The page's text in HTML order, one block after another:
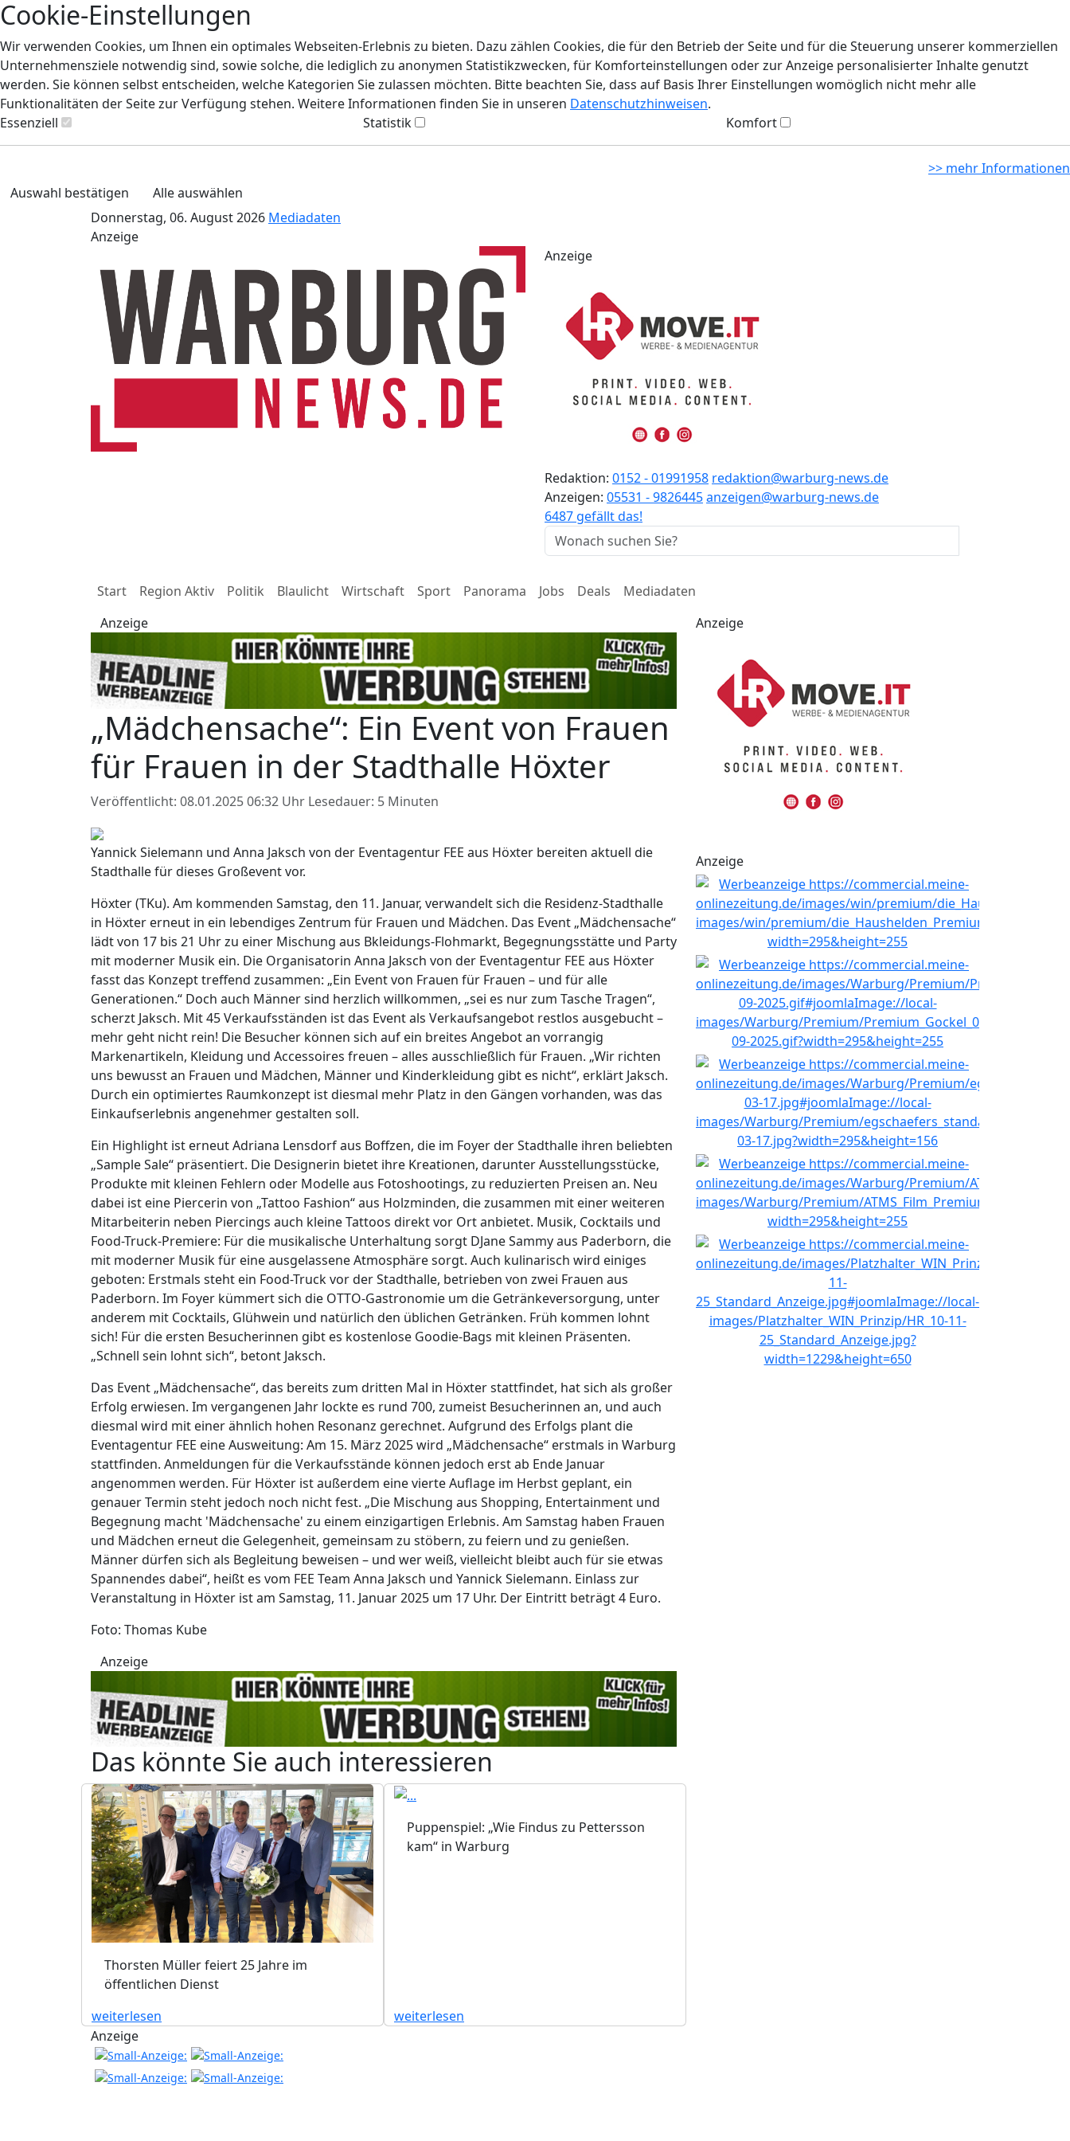
Cookie-Einstellungen
Wir verwenden Cookies, um Ihnen ein optimales Webseiten-Erlebnis zu bieten. Dazu zählen Cookies, die für den Betrieb der Seite und für die Steuerung unserer kommerziellen
Unternehmensziele notwendig sind, sowie solche, die lediglich zu anonymen Statistikzwecken, für Komforteinstellungen oder zur Anzeige personalisierter Inhalte genutzt
werden. Sie können selbst entscheiden, welche Kategorien Sie zulassen möchten. Bitte beachten Sie, dass auf Basis Ihrer Einstellungen womöglich nicht mehr alle
Funktionalitäten der Seite zur Verfügung stehen. Weitere Informationen finden Sie in unseren Datenschutzhinweisen.
Essenziell
Statistik Komfort
>> mehr Informationen
Auswahl bestätigen
Alle auswählen
Donnerstag, 06. August 2026 Mediadaten
Anzeige
Anzeige
Redaktion: 0152 - 01991958 redaktion@warburg-news.de
Anzeigen: 05531 - 9826445anzeigen@warburg-news.de
6487 gefällt das!
Start Region Aktiv Politik Blaulicht Wirtschaft Sport Panorama Jobs Deals
Mediadaten
Anzeige
„Mädchensache“: Ein Event von Frauen
für Frauen in der Stadthalle Höxter
Veröffentlicht: 08.01.2025 06:32 Uhr Lesedauer: 5 Minuten
Yannick Sielemann und Anna Jaksch von der Eventagentur FEE aus Höxter bereiten aktuell die
Stadthalle für dieses Großevent vor.
Höxter (TKu). Am kommenden Samstag, den 11. Januar, verwandelt sich die Residenz-Stadthalle
in Höxter erneut in ein lebendiges Zentrum für Frauen und Mädchen. Das Event „Mädchensache“
lädt von 17 bis 21 Uhr zu einer Mischung aus Bkleidungs-Flohmarkt, Begegnungsstätte und Party
mit moderner Musik ein. Die Organisatorin Anna Jaksch von der Eventagentur FEE aus Höxter
fasst das Konzept treffend zusammen: „Ein Event von Frauen für Frauen – und für alle
Generationen.“ Doch auch Männer sind herzlich willkommen, „sei es nur zum Tasche Tragen“,
scherzt Jaksch. Mit 45 Verkaufsständen ist das Event als Verkaufsangebot restlos ausgebucht –
mehr geht nicht rein! Die Besucher können sich auf ein breites Angebot an vorrangig
Markenartikeln, Kleidung und Accessoires freuen – alles ausschließlich für Frauen. „Wir richten
uns bewusst an Frauen und Mädchen, Männer und Kinderkleidung gibt es nicht“, erklärt Jaksch.
Durch ein optimiertes Raumkonzept ist diesmal mehr Platz in den Gängen vorhanden, was das
Einkaufserlebnis angenehmer gestalten soll.
Ein Highlight ist erneut Adriana Lensdorf aus Boffzen, die im Foyer der Stadthalle ihren beliebten
„Sample Sale“ präsentiert. Die Designerin bietet ihre Kreationen, darunter Ausstellungsstücke,
Produkte mit kleinen Fehlern oder Modelle aus Fotoshootings, zu reduzierten Preisen an. Neu
dabei ist eine Piercerin von „Tattoo Fashion“ aus Holzminden, die zusammen mit einer weiteren
Mitarbeiterin neben Piercings auch kleine Tattoos direkt vor Ort anbietet. Musik, Cocktails und
Food-Truck-Premiere: Für die musikalische Unterhaltung sorgt DJane Sammy aus Paderborn, die
mit moderner Musik für eine ausgelassene Atmosphäre sorgt. Auch kulinarisch wird einiges
geboten: Erstmals steht ein Food-Truck vor der Stadthalle, betrieben von zwei Frauen aus
Paderborn. Im Foyer kümmert sich die OTTO-Gastronomie um die Getränkeversorgung, unter
anderem mit Cocktails, Glühwein und natürlich den üblichen Getränken. Früh kommen lohnt
sich! Für die ersten Besucherinnen gibt es kostenlose Goodie-Bags mit kleinen Präsenten.
„Schnell sein lohnt sich“, betont Jaksch.
Das Event „Mädchensache“, das bereits zum dritten Mal in Höxter stattfindet, hat sich als großer
Erfolg erwiesen. Im vergangenen Jahr lockte es rund 700, zumeist Besucherinnen an, und auch
diesmal wird mit einer ähnlich hohen Resonanz gerechnet. Aufgrund des Erfolgs plant die
Eventagentur FEE eine Ausweitung: Am 15. März 2025 wird „Mädchensache“ erstmals in Warburg
stattfinden. Anmeldungen für die Verkaufsstände können jedoch erst ab Ende Januar
angenommen werden. Für Höxter ist außerdem eine vierte Auflage im Herbst geplant, ein
genauer Termin steht jedoch noch nicht fest. „Die Mischung aus Shopping, Entertainment und
Begegnung macht 'Mädchensache' zu einem einzigartigen Erlebnis. Am Samstag haben Frauen
und Mädchen erneut die Gelegenheit, gemeinsam zu stöbern, zu feiern und zu genießen.
Männer dürfen sich als Begleitung beweisen – und wer weiß, vielleicht bleibt auch für sie etwas
Spannendes dabei“, heißt es vom FEE Team Anna Jaksch und Yannick Sielemann. Einlass zur
Veranstaltung in Höxter ist am Samstag, 11. Januar 2025 um 17 Uhr. Der Eintritt beträgt 4 Euro.
Foto: Thomas Kube
Anzeige
Das könnte Sie auch interessieren
Thorsten Müller feiert 25 Jahre im
öffentlichen Dienst
weiterlesen
Puppenspiel: „Wie Findus zu Pettersson
kam“ in Warburg
weiterlesen
Anzeige
Anzeige
Anzeige